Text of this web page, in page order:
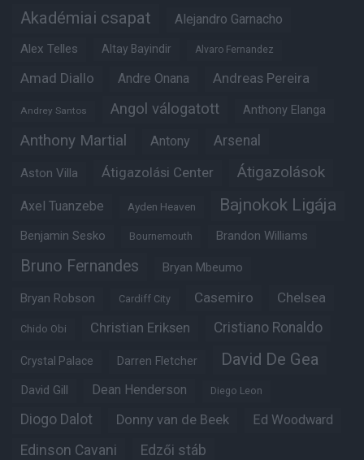
Akadémiai csapat Alejandro Garnacho
Alex Telles Altay Bayindir Alvaro Fernandez
Amad Diallo Andre Onana Andreas Pereira
Andrey Santos Angol válogatott Anthony Elanga
Anthony Martial Antony Arsenal
Aston Villa Átigazolási Center Átigazolások
Axel Tuanzebe Ayden Heaven Bajnokok Ligája
Benjamin Sesko Bournemouth Brandon Williams
Bruno Fernandes Bryan Mbeumo
Bryan Robson Cardiff City Casemiro Chelsea
Chido Obi Christian Eriksen Cristiano Ronaldo
Crystal Palace Darren Fletcher David De Gea
David Gill Dean Henderson Diego Leon
Diogo Dalot Donny van de Beek Ed Woodward
Edinson Cavani Edzői stáb